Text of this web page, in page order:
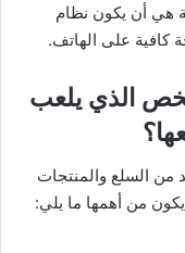
هي أن يكون نظام
كافية على الهاتف.
الذي يلعب
من السلع والمنتجات
يكون من أهمها ما يلي: